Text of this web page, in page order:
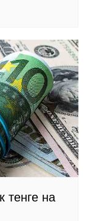
тенге на